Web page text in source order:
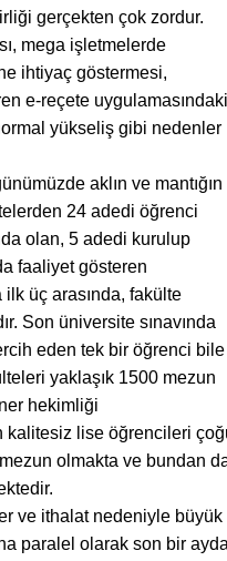
gerçekten çok zordur.
mega işletmelerde
ihtiyaç göstermesi,
e-reçete uygulamasındaki
yükseliş gibi nedenler
aklın ve mantığın
24 adedi öğrenci
olan, 5 adedi kurulup
faaliyet gösteren
üç arasında, fakülte
Son üniversite sınavında
eden tek bir öğrenci bile
yaklaşık 1500 mezun
hekimliği
kalitesiz lise öğrencileri
olmakta ve bundan
ve ithalat nedeniyle büyük
paralel olarak son bir ayda